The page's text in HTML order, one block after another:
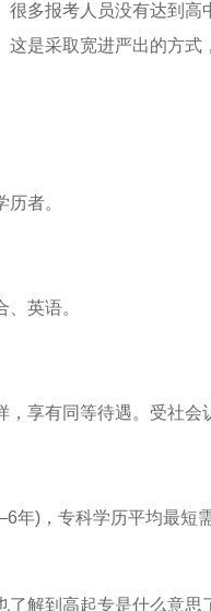
多报考人员没有达到
是采取宽进严出的方式
者。
英语。
享有同等待遇。受社会
年)，专科学历平均最短
解到高起专是什么意